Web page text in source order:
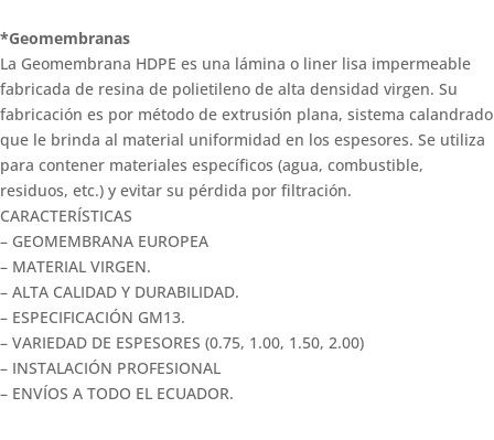
*Geomembranas
La Geomembrana HDPE es una lámina o liner lisa impermeable
fabricada de resina de polietileno de alta densidad virgen. Su
fabricación es por método de extrusión plana, sistema calandrado
que le brinda al material uniformidad en los espesores. Se utiliza
para contener materiales específicos (agua, combustible,
residuos, etc.) y evitar su pérdida por filtración.
CARACTERÍSTICAS
– GEOMEMBRANA EUROPEA
– MATERIAL VIRGEN.
– ALTA CALIDAD Y DURABILIDAD.
– ESPECIFICACIÓN GM13.
– VARIEDAD DE ESPESORES (0.75, 1.00, 1.50, 2.00)
– INSTALACIÓN PROFESIONAL
– ENVÍOS A TODO EL ECUADOR.